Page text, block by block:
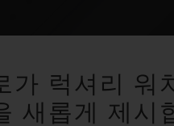
가 럭셔리 워
새롭게 제